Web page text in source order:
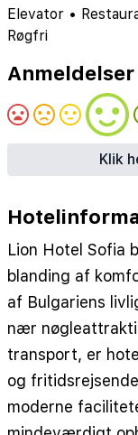
Elevator •
Røgfri
Anmeldelser
Klik
Lion Hotel Sofia
blanding af
af Bulgariens
nær
transport, er
og
moderne